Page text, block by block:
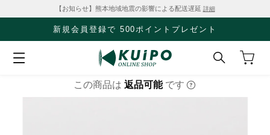
【お知らせ】熊本地域地震の影響による配送遅延 詳細
新規会員登録で 500ポイントプレゼント
この商品は 返品可能 です